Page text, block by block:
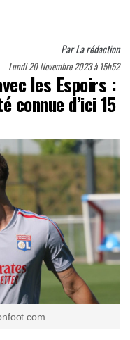
ParLa rédaction
Lundi 20 Novembre 2023 à 15h52
les Espoirs :
connue d’ici 15